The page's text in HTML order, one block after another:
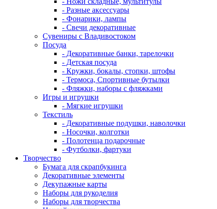
- Разные аксессуары
- Фонарики, лампы
- Свечи декоративные
Сувениры с Владивостоком
Посуда
- Декоративные банки, тарелочки
- Детская посуда
- Кружки, бокалы, стопки, штофы
- Термоса, Спортивные бутылки
- Фляжки, наборы с фляжками
Игры и игрушки
- Мягкие игрушки
Текстиль
- Декоративные подушки, наволочки
- Носочки, колготки
- Полотенца подарочные
- Футболки, фартуки
Творчество
Бумага для скрапбукинга
Декоративные элементы
Декупажные карты
Наборы для рукоделия
Наборы для творчества